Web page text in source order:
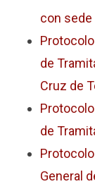
con sede
de
Cruz de
de
General